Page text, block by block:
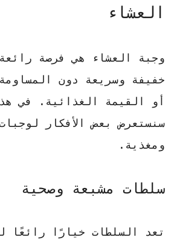
العشاء
وجبة العشاء هي فرصة
خفيفة وسريعة دون
أو القيمة الغذائية. في
سنستعرض بعض الأفكار
ومغذية.
سلطات مشبعة وصحية
تعد السلطات خيارًا رائعًا